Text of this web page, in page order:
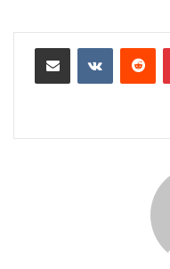
بينتيريست مشاركة عبر البريد